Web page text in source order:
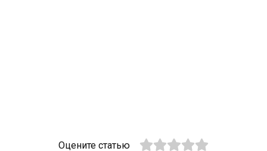
Оцените статью